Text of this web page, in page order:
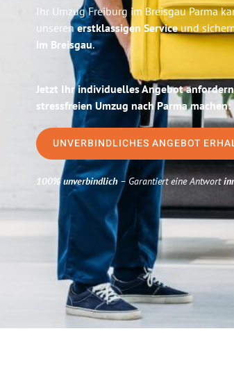
Ihr Umzug Freiburg im Breisgau Parma
unserenerstklassigen Serviceund
im Breisgau.
Jetzt Ihr individuelles Angebot
stressfreien Umzug nach Parma machen:
UNVERBINDLICHES ANGEBOT
100% unverbindlich– Garantiert eine Antwort